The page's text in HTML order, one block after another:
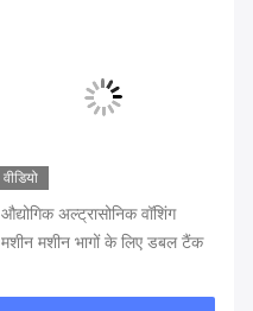
वीडियो
औद्योगिक अल्ट्रासोनिक वॉशिंग
मशीन मशीन भागों के लिए डबल टैंक